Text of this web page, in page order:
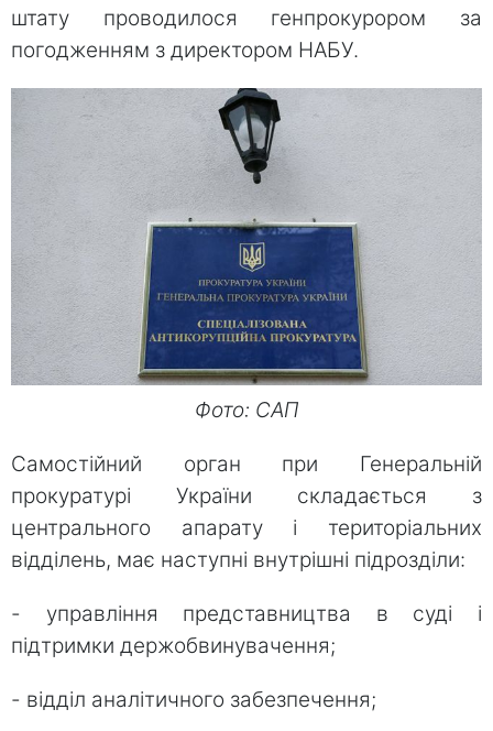
штату проводилося генпрокурором за
погодженням з директором НАБУ.
Фото: САП
Самостійний орган при Генеральній
прокуратурі України складається з
центрального апарату і територіальних
відділень, має наступні внутрішні підрозділи:
- управління представництва в суді і
підтримки держобвинувачення;
- відділ аналітичного забезпечення;